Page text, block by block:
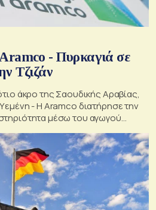
- Πυρκαγιά σε
στην Τζιζάν
άκρο της Σαουδικής Αραβίας,
- Η Aramco διατήρησε την
μέσω του αγωγού